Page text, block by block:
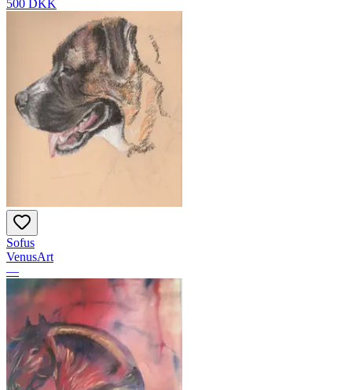
500 DKK
Sofus
VenusArt
—